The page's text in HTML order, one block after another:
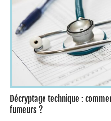
Décryptage technique :
fumeurs ?